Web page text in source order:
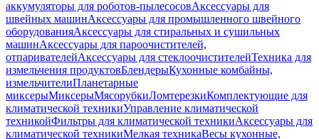
аккумуляторы для роботов-пылесосовАксессуары для
швейных машинАксессуары для промышленного швейного
оборудованияАксессуары для стиральных и сушильных
машинАксессуары для пароочистителей,
отпаривателейАксессуары для стеклоочистителейТехника для
измельчения продуктовБлендерыКухонные комбайны,
измельчителиПланетарные
миксерыМиксерыМясорубкиЛомтерезкиКомплектующие для
климатической техникиУправление климатической
техникойФильтры для климатической техникиАксессуары для
климатической техникиМелкая техникаВесы кухонные,